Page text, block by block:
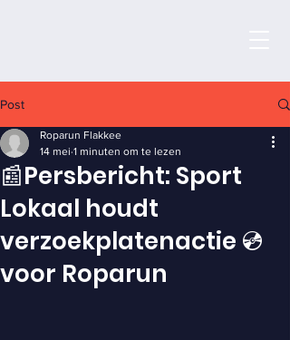
Post
📰Persbericht: Sport
Lokaal houdt
verzoekplatenactie 💿
voor Roparun
Roparun Flakkee
14 mei 1 minuten om te lezen